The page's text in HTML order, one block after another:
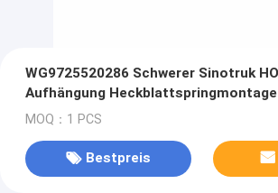
WG9725520286 Schwerer Sinotruk
Aufhängung Heckblattspringmontage
MOQ：1 PCS
Bestpreis